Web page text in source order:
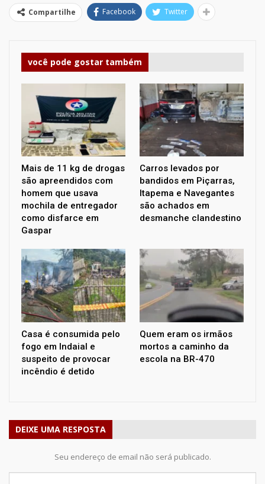
Compartilhe Facebook Twitter
você pode gostar também
Mais de 11 kg de drogas
são apreendidos com
homem que usava
mochila de entregador
como disfarce em
Gaspar
Carros levados por
bandidos em Piçarras,
Itapema e Navegantes
são achados em
desmanche clandestino
Casa é consumida pelo
fogo em Indaial e
suspeito de provocar
incêndio é detido
Quem eram os irmãos
mortos a caminho da
escola na BR-470
DEIXE UMA RESPOSTA
Seu endereço de email não será publicado.